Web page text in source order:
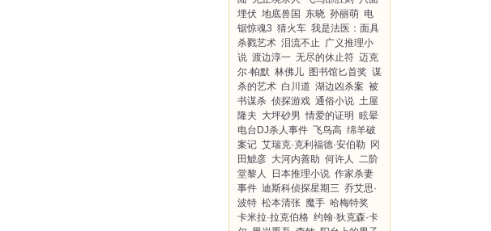
埋伏 地底兽国 东晓 孙丽萌 电
锯惊魂3 猜火车 我是法医：面具
杀戮艺术 泪流不止 广义推理小
说 渡边淳一 无尽的休止符 迈克
尔·帕默 林佛儿 图书馆匕首奖 谋
杀的艺术 白川道 湖边凶杀案 被
书谋杀 侦探游戏 通俗小说 土屋
隆夫 大坪砂男 情爱的证明 眩晕
电台DJ杀人事件 飞鸟高 绵羊破
案记 艾瑞克·克利福德·安伯勒
冈
田鯱彦 大河内善助 何许人 二阶
堂黎人
日本推理小说 作家杀妻
事件 迪斯科侦探星期三 乔艾思·
波特 松本清张 魔手 哈梅特奖
卡米拉·拉克伯格 约翰·狄克森·卡